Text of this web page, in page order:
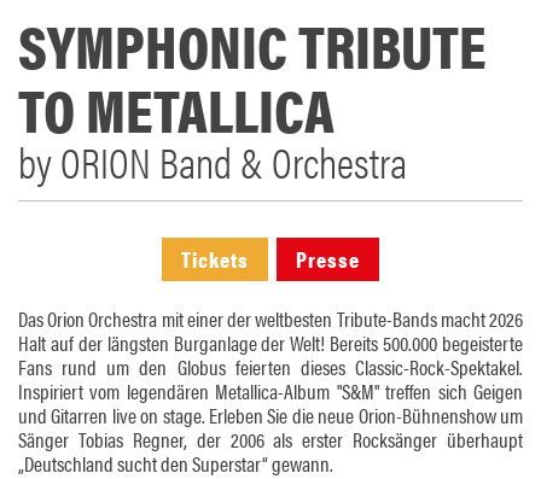
SYMPHONIC TRIBUTE
TO METALLICA
by ORION Band & Orchestra
Tickets Presse
Das Orion Orchestra mit einer der weltbesten Tribute-Bands macht 2026
Halt auf der längsten Burganlage der Welt! Bereits 500.000 begeisterte
Fans rund um den Globus feierten dieses Classic-Rock-Spektakel.
Inspiriert vom legendären Metallica-Album "S&M" treffen sich Geigen
und Gitarren live on stage. Erleben Sie die neue Orion-Bühnenshow um
Sänger Tobias Regner, der 2006 als erster Rocksänger überhaupt
„Deutschland sucht den Superstar“ gewann.